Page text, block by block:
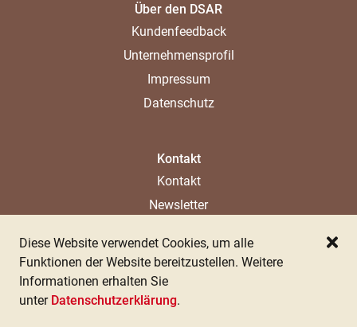
Über den DSAR
Kundenfeedback
Unternehmensprofil
Impressum
Datenschutz
Kontakt
Kontakt
Newsletter
Ansprechpartner
Diese Website verwendet Cookies, um alle
Funktionen der Website bereitzustellen. Weitere
Informationen erhalten Sie
unter Datenschutzerklärung.